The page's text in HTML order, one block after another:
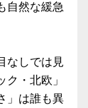
自然な緩急
なしでは見
・北欧」
」は誰も異